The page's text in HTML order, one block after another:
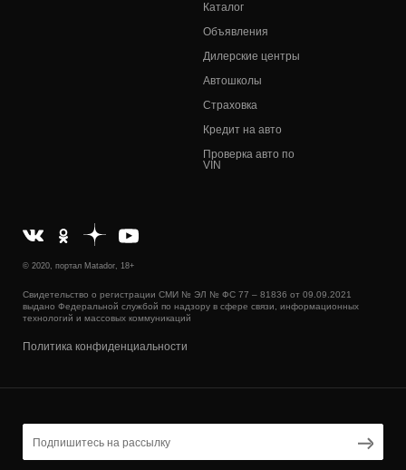
Каталог
Объявления
Дилерские центры
Автошколы
Страховка
Кредит на авто
Проверка авто по
VIN
© 2020, портал Matador, 18+
Свидетельство о регистрации СМИ № ЭЛ № ФС 77 – 81836 от 09.09.2021
выдано Федеральной службой по надзору в сфере связи, информационных
технологий и массовых коммуникаций
Политика конфиденциальности